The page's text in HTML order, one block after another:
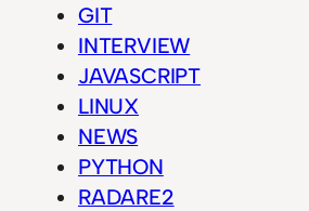
GIT
INTERVIEW
JAVASCRIPT
LINUX
NEWS
PYTHON
RADARE2